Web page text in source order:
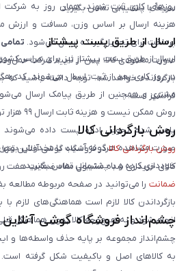
سریعاً با پشتیبانی تماس بگیرید.
روزهای کاری ثبت شوند، همان روز به شرکت
هزینه ارسال بر اساس وزن، مسافت و ارزش
پرداخت برای تحویل‌گیرنده ارسال می‌شود.
صورت مفقودی کالا، پس از تایید شرکت
فرانشیز است.
ارسال از طریق پست پیشتاز
ارسال از طریق پست پیشتاز نیز برای سراسر
در روز کاری بعد از ثبت، ارسال می‌شوند. کد
مشتری و همچنین از طریق پیامک ارسال
روش ممکن
پلمپ شده تحویل اداره پست داده می‌شوند و
صورت مشاهده هرگونه آسیب یا مخدوش بودن
خودداری کرده و با پشتیبانی تماس بگیرید.
روش بازگردانی کالا
روش بازگردانی کالادر فروشگاه گوشی آنلاین
کالای خریداری شده مشمول مفاد ضمانت هفت
ضمانت را می‌توانید در صفحه مربوطه مطالعه
بازگرداندن کالا لازم است هماهنگی‌های
انجام شود و به هیچ‌وجه کالا بدون هماهنگی
چشم‌انداز فروشگاه گوشی آنلاین
چشم‌انداز مجموعه بر پایه حذف واسطه‌ها و
به کالاهای اصل و باکیفیت شکل گرفته